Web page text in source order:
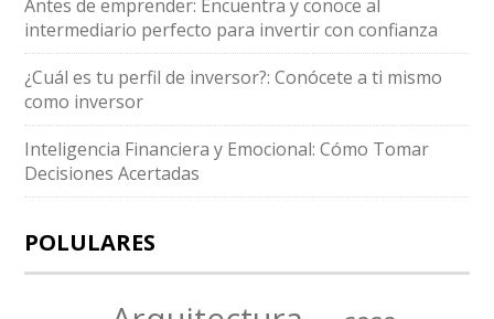
Antes de emprender: Encuentra y conoce al
intermediario perfecto para invertir con confianza
¿Cuál es tu perfil de inversor?: Conócete a ti mismo
como inversor
Inteligencia Financiera y Emocional: Cómo Tomar
Decisiones Acertadas
POLULARES